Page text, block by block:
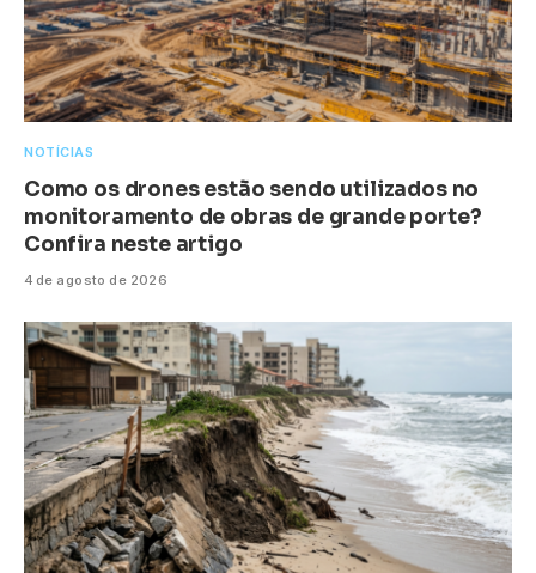
NOTÍCIAS
Como os drones estão sendo utilizados no
monitoramento de obras de grande porte?
Confira neste artigo
4 de agosto de 2026